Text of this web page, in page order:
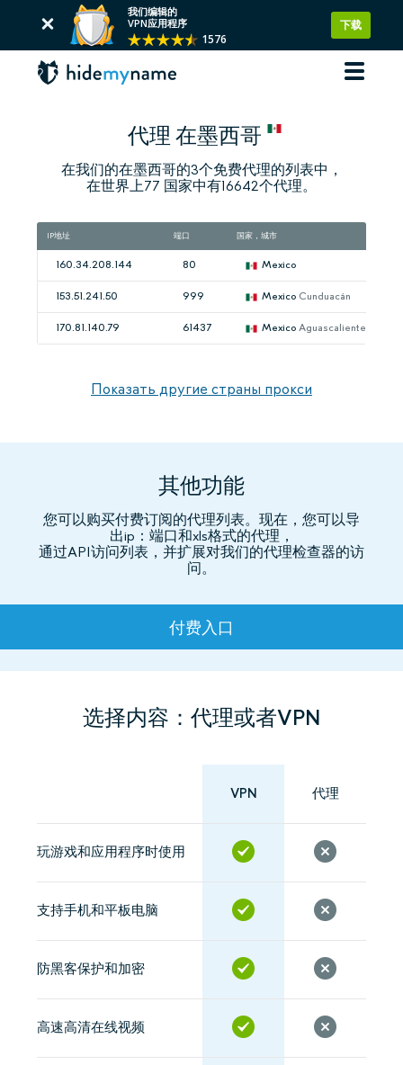
我们编辑的
VPN应用程序
1576
下载
代理 在墨西哥
在我们的在墨西哥的3个免费代理的列表中，
在世界上77 国家中有16642个代理。
IP地址 端口 国家，城市
160.34.208.144 80 Mexico
153.51.241.50 999 Mexico Cunduacán
170.81.140.79 61437 Mexico Aguascalientes
Показать другие страны прокси
其他功能
您可以购买付费订阅的代理列表。现在，您可以导
出ip：端口和xls格式的代理，
通过API访问列表，并扩展对我们的代理检查器的访
问。
资费
选择内容：代理或者VPN
VPN 代理
玩游戏和应用程序时使用
支持手机和平板电脑
防黑客保护和加密
高速高清在线视频
付费入口